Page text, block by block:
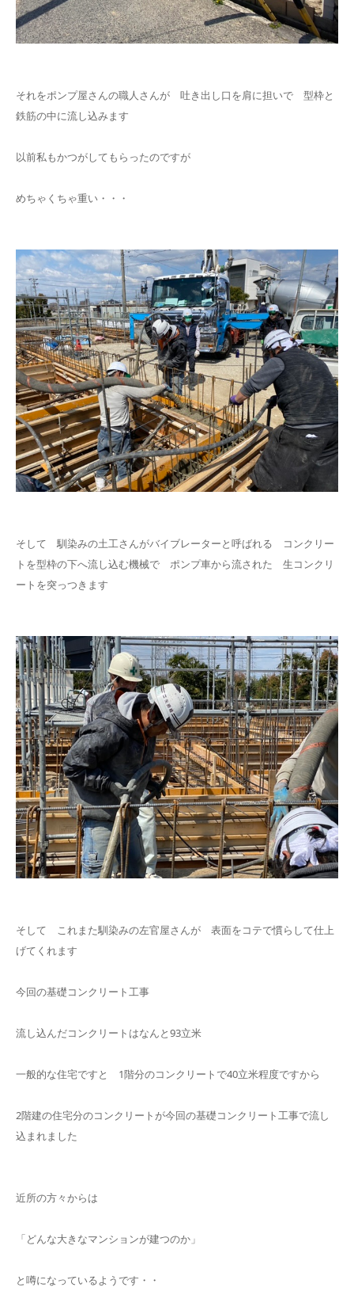
それをポンプ屋さんの職人さんが 吐き出し口を肩に担いで 型枠と
鉄筋の中に流し込みます
以前私もかつがしてもらったのですが
めちゃくちゃ重い・・・
そして 馴染みの土工さんがバイブレーターと呼ばれる コンクリー
トを型枠の下へ流し込む機械で ポンプ車から流された 生コンクリ
ートを突っつきます
そして これまた馴染みの左官屋さんが 表面をコテで慣らして仕上
げてくれます
今回の基礎コンクリート工事
流し込んだコンクリートはなんと93立米
一般的な住宅ですと 1階分のコンクリートで40立米程度ですから
2階建の住宅分のコンクリートが今回の基礎コンクリート工事で流し
込まれました
近所の方々からは
「どんな大きなマンションが建つのか」
と噂になっているようです・・